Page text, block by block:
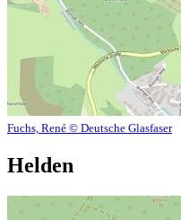
Fuchs, René © Deutsche Glasfaser
Helden